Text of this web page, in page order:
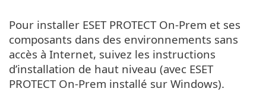
Pour installer ESET PROTECT On-Prem et ses
composants dans des environnements sans
accès à Internet, suivez les instructions
d’installation de haut niveau (avec ESET
PROTECT On-Prem installé sur Windows).